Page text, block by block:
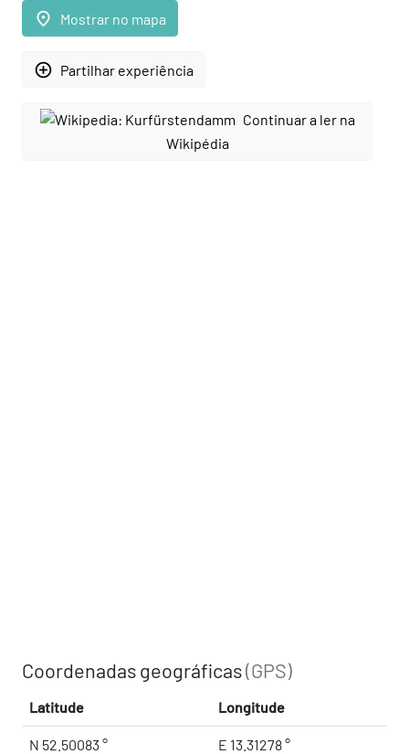
place Mostrar no mapa
add_circle_outline Partilhar experiência
Continuar a ler na
Wikipédia
Coordenadas geográficas(GPS)
Latitude Longitude
N 52.50083 ° E 13.31278 °